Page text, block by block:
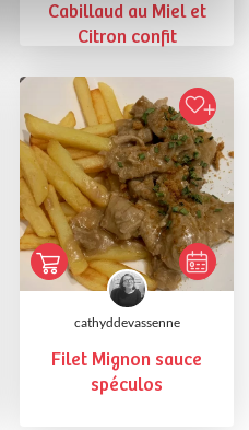
Cabillaud au Miel et
Citron confit
cathyddevassenne
Filet Mignon sauce
spéculos